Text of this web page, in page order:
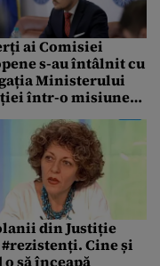
ai Comisiei
s-au întâlnit cu
Ministerului
într-o misiune
din Justiție
Cine și
o să înceapă